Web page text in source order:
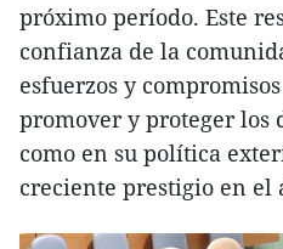
próximo período. Este
confianza de la
esfuerzos y
promover y proteger los
como en su política
creciente prestigio en